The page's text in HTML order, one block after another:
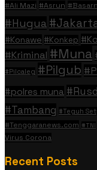
#Ali Mazi #Asrun
#Hugua
#Konawe #Konkep
#Kriminal #Muna
#Pilcaleg #Pilgub
#polres muna
#Tambang #Teguh
#Tenggaranews.com #TNI
Virus Corona
Recent Posts